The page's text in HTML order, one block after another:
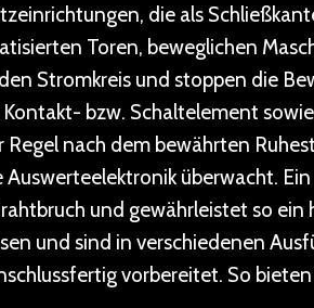
die als
Toren, beweglichen
Stromkreis und stoppen die
bzw. Schaltelement
nach dem bewährten
überwacht. Ein
und gewährleistet so ein
und sind in verschiedenen
vorbereitet. So